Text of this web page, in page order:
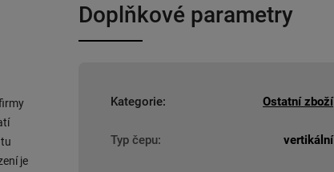
je
Doplňkové parametry
Kategorie: Ostatní zboží
Typ čepu: vertikální